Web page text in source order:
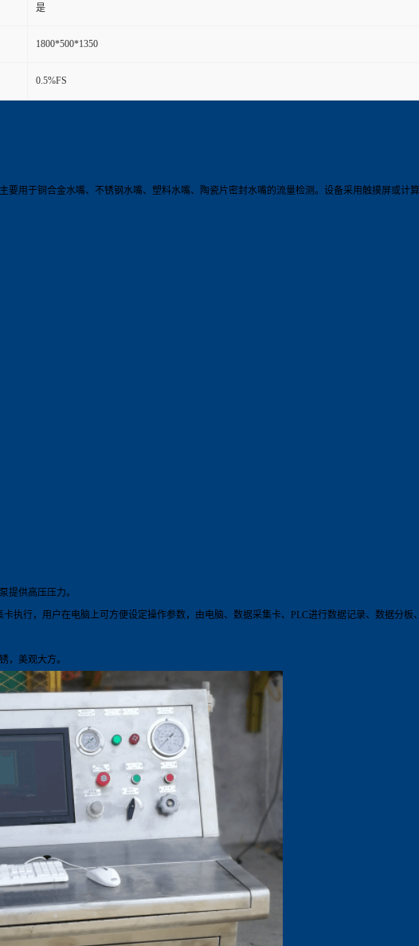
是
1800*500*1350
0.5%FS
要用于铜合金水嘴、不锈钢水嘴、塑料水嘴、陶瓷片密封水嘴的流量检测。设备采用触摸屏或计
提供高压压力。
执行，用户在电脑上可方便设定操作参数，由电脑、数据采集卡、PLC进行数据记录、数据分
，美观大方。